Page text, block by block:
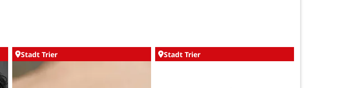
Stadt Trier Stadt Trier